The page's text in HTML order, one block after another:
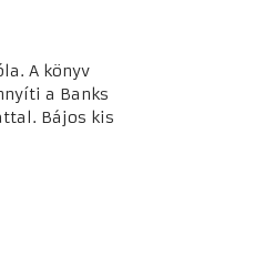
A könyv
a Banks
Bájos kis